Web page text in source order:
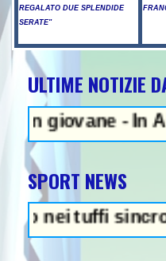
REGALATO DUE SPLENDIDE
SERATE"
ULTIME NOTIZIE
- In
SPORT NEWS
sincro con